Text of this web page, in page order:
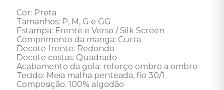
Cor: Preta
Tamanhos: P, M, G e GG
Estampa: Frente e Verso / Silk Screen
Comprimento da manga: Curta
Decote frente: Redondo
Decote costas: Quadrado
Acabamento da gola: reforço ombro a ombro
Tecido: Meia malha penteada, fio 30/1
Composição: 100% algodão